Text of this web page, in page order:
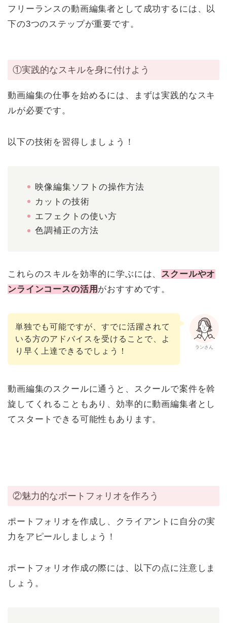
フリーランスの動画編集者として成功するには、以
下の3つのステップが重要です。
①実践的なスキルを身に付けよう
動画編集の仕事を始めるには、まずは実践的なスキ
ルが必要です。
以下の技術を習得しましょう！
映像編集ソフトの操作方法
カットの技術
エフェクトの使い方
色調補正の方法
これらのスキルを効率的に学ぶには、 スクールやオ
ンラインコースの活用 がおすすめです。
ランさん
単独でも可能ですが、すでに活躍されて
いる方のアドバイスを受けることで、よ
り早く上達できるでしょう！
動画編集のスクールに通うと、スクールで案件を斡
旋してくれることもあり、効率的に動画編集者とし
てスタートできる可能性もあります。
②魅力的なポートフォリオを作ろう
ポートフォリオを作成し、クライアントに自分の実
力をアピールしましょう！
ポートフォリオ作成の際には、以下の点に注意しま
しょう。